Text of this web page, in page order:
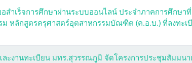
สำเร็จการศึกษาผ่านระบบออนไลน์ ประจำภาคการศึกษ
หลักสูตรครุศาสตร์อุตสาหกรรมบัณฑิต (ค.อ.บ.) ที่ลงทะเ
ละงานทะเบียน มทร.สุวรรณภูมิ จัดโครงการประชุมสัมมน